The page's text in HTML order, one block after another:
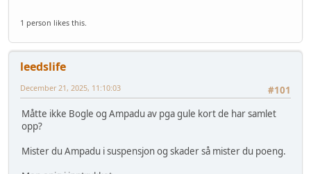
1 person likes this.
leedslife
#101
December 21, 2025, 11:10:03
Måtte ikke Bogle og Ampadu av pga gule kort de har samlet
opp?
Mister du Ampadu i suspensjon og skader så mister du poeng.